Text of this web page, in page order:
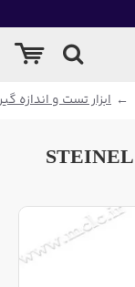
ابزار تست و اندازه